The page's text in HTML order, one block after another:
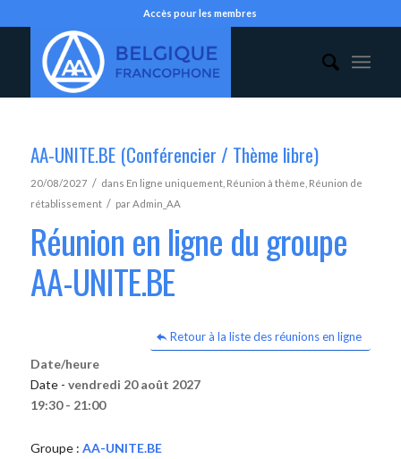
Accès pour les membres
AA-UNITE.BE (Conférencier / Thème libre)
20/08/2027 / dans En ligne uniquement, Réunion à thème Réunion de
rétablissement / parAdmin_AA
Réunion en ligne du groupe
AA-UNITE.BE
Retour à la liste des réunions en ligne
Date/heure
Date - vendredi 20 août 2027
19:30 - 21:00
Groupe : AA-UNITE.BE